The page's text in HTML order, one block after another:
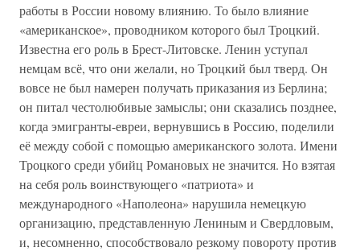
работы в России новому влиянию. То было влияние
«американское», проводником которого был Троцкий.
Известна его роль в Брест-Литовске. Ленин уступал
немцам всё, что они желали, но Троцкий был тверд. Он
вовсе не был намерен получать приказания из Берлина;
он питал честолюбивые замыслы; они сказались позднее,
когда эмигранты-евреи, вернувшись в Россию, поделили
её между собой с помощью американского золота. Имени
Троцкого среди убийц Романовых не значится. Но взятая
на себя роль воинствующего «патриота» и
международного «Наполеона» нарушила немецкую
организацию, представленную Лениным и Свердловым,
и, несомненно, способствовало резкому повороту против